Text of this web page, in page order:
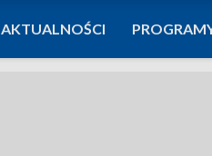
AKTUALNOŚCI